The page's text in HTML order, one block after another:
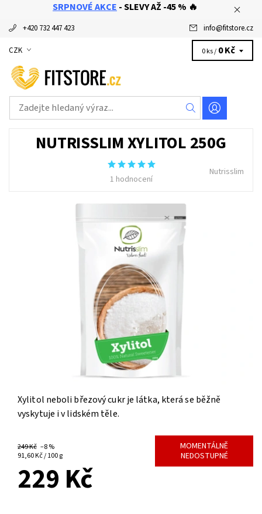
SRPNOVÉ AKCE - SLEVY AŽ -45 % 🔥
+420 732 447 423 info@fitstore.cz
CZK 0 ks / 0 Kč
NUTRISSLIM XYLITOL 250G
1 hodnocení
Nutrisslim
Xylitol neboli březový cukr je látka, která se běžně
vyskytuje i v lidském těle.
249 Kč –8 %
91,60 Kč / 100 g
MOMENTÁLNĚ
NEDOSTUPNÉ
229 Kč